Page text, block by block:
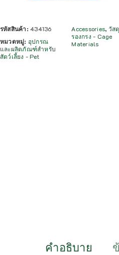
รหัสสินค้า:434136
หมวดหมู่: อุปกรณ
และผลิตภัณฑ์สำหรับ
สัตว์เลี้ยง - Pet
Accessories, วัสดุ
รองกรง - Cage
Materials
คำอธิบาย